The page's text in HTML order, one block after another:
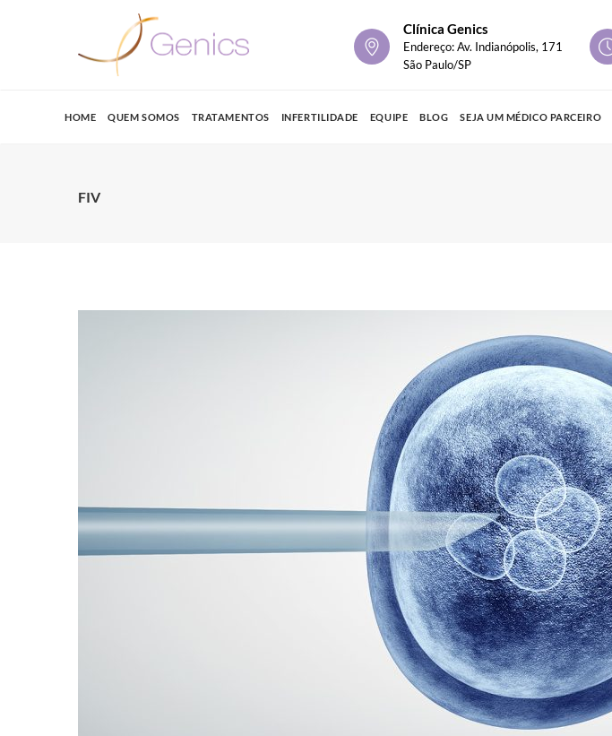
Clínica Genics
Endereço: Av. Indianópolis, 171
São Paulo/SP
HOME QUEM SOMOS TRATAMENTOS INFERTILIDADE EQUIPE BLOG SEJA UM MÉDICO PARCEIRO
FIV